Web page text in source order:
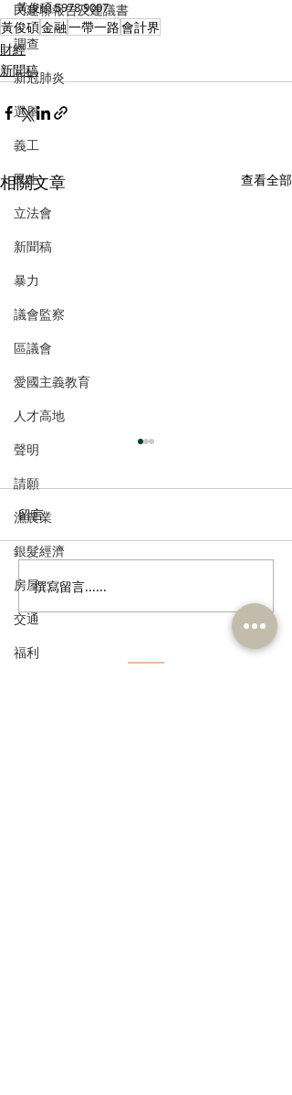
民建聯報告及建議書
調查
新冠肺炎
選舉
義工
民生
立法會
新聞稿
暴力
議會監察
區議會
愛國主義教育
人才高地
聲明
請願
漁農業
銀髮經濟
房屋
交通
福利
黃俊碩 5978 9007
黃俊碩金融一帶一路會計界
財經
新聞稿
相關文章 查看全部
港區全國人大代表團考察
安徽涇縣，調研紅色文化
留言
撰寫留言......